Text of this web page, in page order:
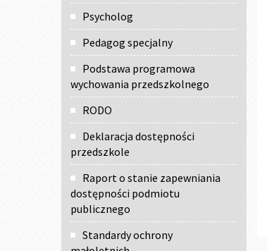
Psycholog
Pedagog specjalny
Podstawa programowa
wychowania przedszkolnego
RODO
Deklaracja dostępności
przedszkole
Raport o stanie zapewniania
dostępności podmiotu
publicznego
Standardy ochrony